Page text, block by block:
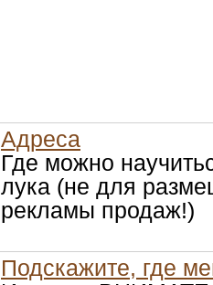
Адреса
Где можно
лука (не для
рекламы продаж!)
Подскажите, где